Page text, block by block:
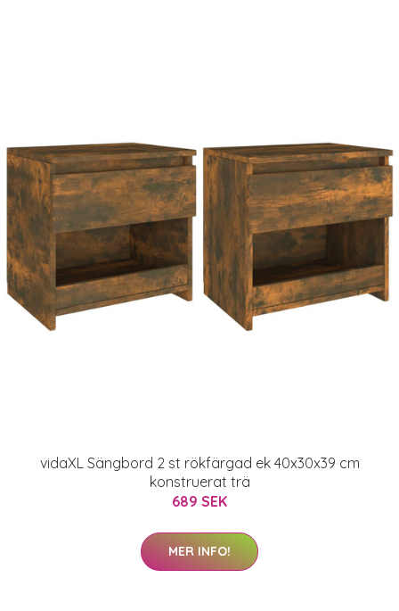
vidaXL Sängbord 2 st rökfärgad ek 40x30x39 cm
konstruerat trä
689 SEK
MER INFO!